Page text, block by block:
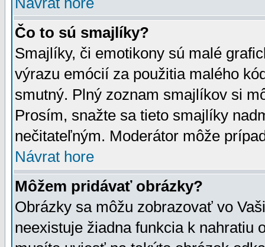
Čo to sú smajlíky?
Smajlíky, či emotikony sú malé
výrazu emócií za použitia malého
smutný. Plný zoznam smajlíkov si
Prosím, snažte sa tieto smajlíky
nečitateľným. Moderátor môže
Návrat hore
Môžem pridávať obrázky?
Obrázky sa môžu zobrazovať vo
neexistuje žiadna funkcia k nahratiu